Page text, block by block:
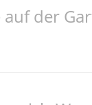
auf der